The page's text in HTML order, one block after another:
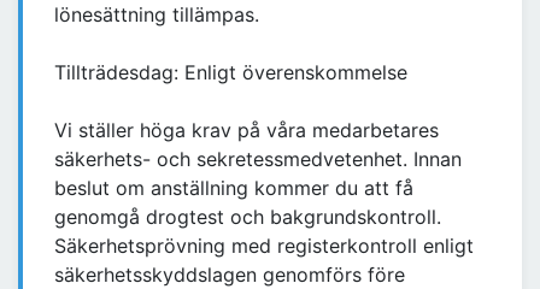
lönesättning tillämpas.
Tillträdesdag: Enligt överenskommelse
Vi ställer höga krav på våra medarbetares
säkerhets- och sekretessmedvetenhet. Innan
beslut om anställning kommer du att få
genomgå drogtest och bakgrundskontroll.
Säkerhetsprövning med registerkontroll enligt
säkerhetsskyddslagen genomförs före